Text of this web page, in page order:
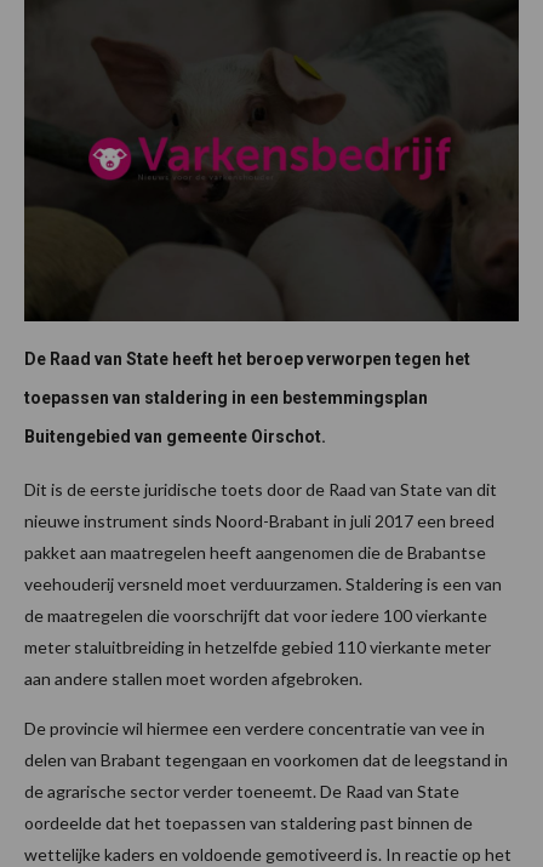
De Raad van State heeft het beroep verworpen tegen het
toepassen van staldering in een bestemmingsplan
Buitengebied van gemeente Oirschot.
Dit is de eerste juridische toets door de Raad van State van dit
nieuwe instrument sinds Noord-Brabant in juli 2017 een breed
pakket aan maatregelen heeft aangenomen die de Brabantse
veehouderij versneld moet verduurzamen. Staldering is een van
de maatregelen die voorschrijft dat voor iedere 100 vierkante
meter staluitbreiding in hetzelfde gebied 110 vierkante meter
aan andere stallen moet worden afgebroken.
De provincie wil hiermee een verdere concentratie van vee in
delen van Brabant tegengaan en voorkomen dat de leegstand in
de agrarische sector verder toeneemt. De Raad van State
oordeelde dat het toepassen van staldering past binnen de
wettelijke kaders en voldoende gemotiveerd is. In reactie op het